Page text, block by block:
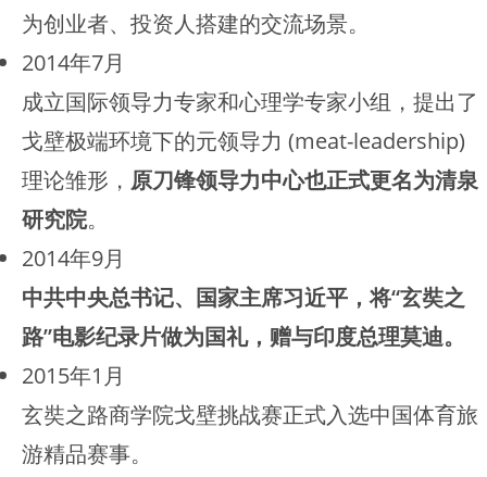
为创业者、投资人搭建的交流场景。
2014年7月
成立国际领导力专家和心理学专家小组，提出了
戈壁极端环境下的元领导力 (meat-leadership)
理论雏形， 原刀锋领导力中心也正式更名为清泉
研究院。
2014年9月
中共中央总书记、国家主席习近平，将“玄奘之
路”电影纪录片做为国礼，赠与印度总理莫迪。
2015年1月
玄奘之路商学院戈壁挑战赛正式入选中国体育旅
游精品赛事。